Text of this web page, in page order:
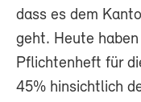
dass es dem
geht. Heute
Pflichtenheft für
45% hinsichtlich